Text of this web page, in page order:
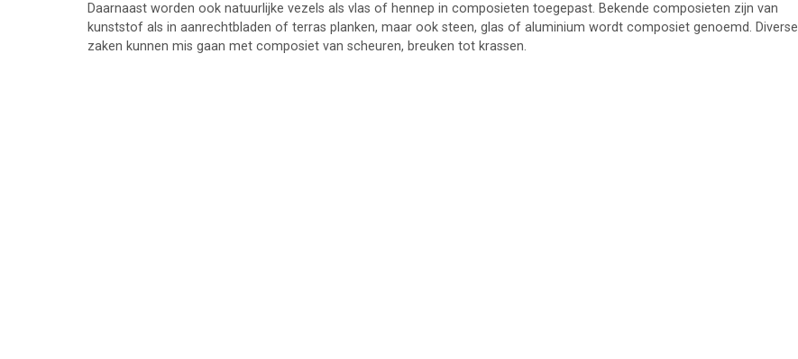
Daarnaast worden ook natuurlijke vezels als vlas of hennep in composieten toegepast. Bekende composieten zijn van
kunststof als in aanrechtbladen of terras planken, maar ook steen, glas of aluminium wordt composiet genoemd. Diverse
zaken kunnen mis gaan met composiet van scheuren, breuken tot krassen.